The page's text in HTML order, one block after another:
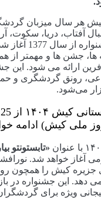
هر سال میزبان
آفتاب، دریا، سکوت،
کیش هستند. این
ها، جشن ها و مهمتر از
ارائه می شود. این
رونق گردشگری و
می‌شود.
«تابستونتو
آغاز خواهد شد.
کیش را همچون
دهد. این جشنواره در
ویژه برای